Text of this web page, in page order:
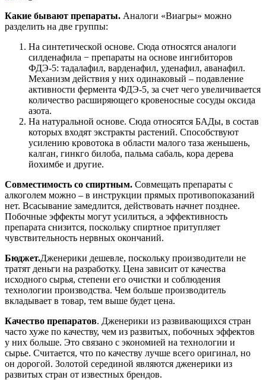
Какие бывают препараты. Аналоги «Виагры» можно
разделить на две группы:
На синтетической основе. Сюда относятся аналоги
силденафила − препараты на основе ингибиторов
ФДЭ-5: тадалафил, варденафил, уденафил, аванафил.
Механизм действия у них одинаковый – подавление
активности фермента ФДЭ-5, за счет чего увеличивается
количество расширяющего кровеносные сосуды оксида
азота.
На натуральной основе. Сюда относятся БАДы, в состав
которых входят экстракты растений. Способствуют
усилению кровотока в области малого таза женьшень,
калган, гинкго билоба, пальма сабаль, кора дерева
йохимбе и другие.
Совместимость со спиртным. Совмещать препараты с
алкоголем можно – в инструкции прямых противопоказаний
нет. Всасывание замедлится, действовать начнет позднее.
Побочные эффекты могут усилиться, а эффективность
препарата снизится, поскольку спиртное притупляет
чувствительность нервных окончаний.
Бюджет.Дженерики дешевле, поскольку производители не
тратят деньги на разработку. Цена зависит от качества
исходного сырья, степени его очистки и соблюдения
технологии производства. Чем больше производитель
вкладывает в товар, тем выше будет цена.
Качество препаратов. Дженерики из развивающихся стран
часто хуже по качеству, чем из развитых, побочных эффектов
у них больше. Это связано с экономией на технологии и
сырье. Считается, что по качеству лучше всего оригинал, но
он дорогой. Золотой серединой являются дженерики из
развитых стран от известных брендов.